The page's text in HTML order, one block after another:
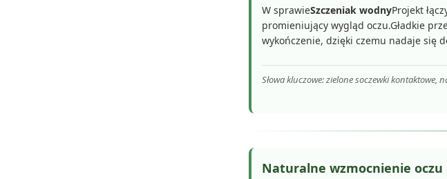
W sprawieSzczeniak wodnyProjekt
promieniujący wygląd oczu.Gładkie
wykończenie, dzięki czemu nadaje się
Słowa kluczowe: zielone soczewki kontaktowe,
Naturalne wzmocnienie oczu